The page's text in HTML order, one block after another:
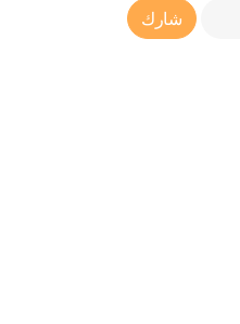
Article Link
شارك